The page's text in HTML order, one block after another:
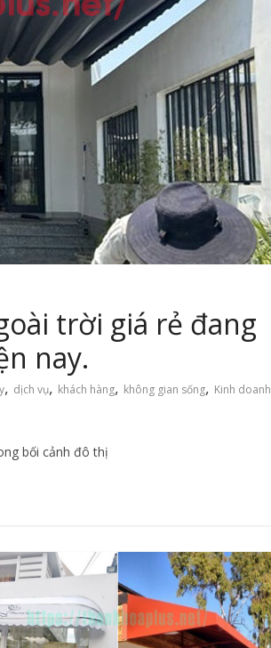
trời giá rẻ đang
nay.
, dịch vụ, khách hàng, không gian sống, Kinh doanh
bối cảnh đô thị